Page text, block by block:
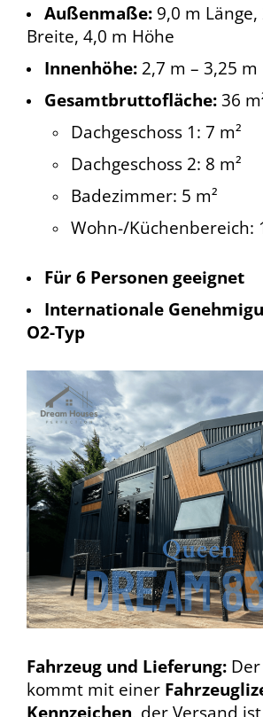
Außenmaße: 9,0 m Länge,
Breite, 4,0 m Höhe
Innenhöhe: 2,7 m – 3,25 m
Gesamtbruttofläche: 36
Dachgeschoss 1: 7 m²
Dachgeschoss 2: 8 m²
Badezimmer: 5 m²
Wohn-/Küchenbereich:
Für 6 Personen geeignet
Internationale
O2-Typ
Fahrzeug und Lieferung:
kommt mit einer
Kennzeichen, der Versand